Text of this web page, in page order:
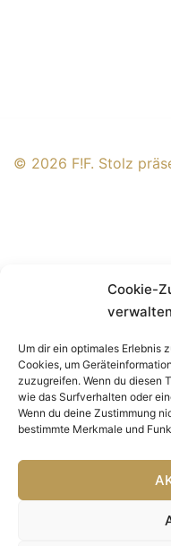
Cookie-
verwalten
Um dir ein optimales Erlebnis
Cookies, um
zuzugreifen. Wenn du diesen
wie das Surfverhalten oder
Wenn du deine Zustimmung
bestimmte Merkmale und
© 2026 F!F. Stolz